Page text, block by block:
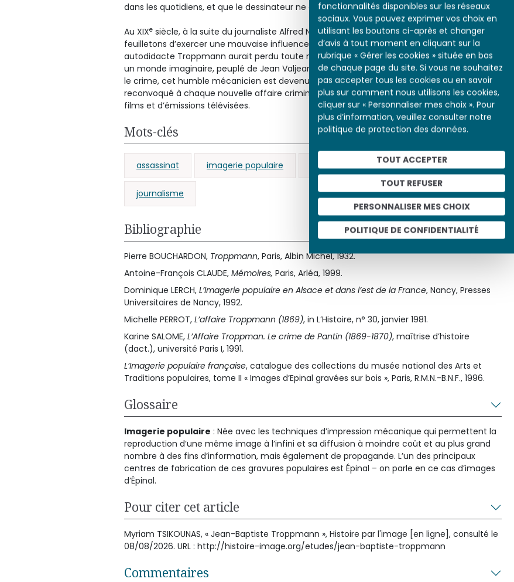
fonctionnalités disponibles sur les réseaux
sociaux. Vous pouvez exprimer vos choix en
utilisant les boutons ci-après et changer
d’avis à tout moment en cliquant sur la
rubrique « Gérer les cookies » située en bas
de chaque page du site. Si vous ne souhaitez
pas accepter tous les cookies ou en savoir
plus sur comment nous utilisons les cookies,
cliquer sur « Personnaliser mes choix ». Pour
plus d’information, veuillez consulter notre
politique de protection des données.
TOUT ACCEPTER
TOUT REFUSER
PERSONNALISER MES CHOIX
POLITIQUE DE CONFIDENTIALITÉ
dans les quotidiens, et que le dessinateur ne donne plus à voir.
Au XIXe siècle, à la suite du journaliste Alfred Nettement, les élites accusent les romans-
feuilletons d’exercer une mauvaise influence sur leurs lecteurs. Selon elles, l’ouvrier
autodidacte Troppmann aurait perdu toute notion du bien et du mal à force de vivre dans
un monde imaginaire, peuplé de Jean Valjean, de Juif errant et autres bagnards. Mais dans
le crime, cet humble mécanicien est devenu lui-même un personnage de fiction,
reconvoqué à chaque nouvelle affaire criminelle, héros tragique de complaintes puis de
films et d’émissions télévisées.
Mots-clés
assassinat imagerie populaire exécution guillotine police
journalisme
Bibliographie
Pierre BOUCHARDON, Troppmann, Paris, Albin Michel, 1932.
Antoine-François CLAUDE, Mémoires, Paris, Arléa, 1999.
Dominique LERCH, L’Imagerie populaire en Alsace et dans l’est de la France, Nancy, Presses
Universitaires de Nancy, 1992.
Michelle PERROT, L’affaire Troppmann (1869), in L’Histoire, n° 30, janvier 1981.
Karine SALOME, L’Affaire Troppman. Le crime de Pantin (1869-1870), maîtrise d’histoire
(dact.), université Paris I, 1991.
L’Imagerie populaire française, catalogue des collections du musée national des Arts et
Traditions populaires, tome II « Images d’Epinal gravées sur bois », Paris, R.M.N.-B.N.F., 1996.
Glossaire
Imagerie populaire : Née avec les techniques d’impression mécanique qui permettent la
reproduction d’une même image à l’infini et sa diffusion à moindre coût et au plus grand
nombre à des fins d’information, mais également de propagande. L’un des principaux
centres de fabrication de ces gravures populaires est Épinal – on parle en ce cas d’images
d’Épinal.
Pour citer cet article
Myriam TSIKOUNAS, « Jean-Baptiste Troppmann », Histoire par l'image [en ligne], consulté le
08/08/2026. URL : http://histoire-image.org/etudes/jean-baptiste-troppmann
Commentaires